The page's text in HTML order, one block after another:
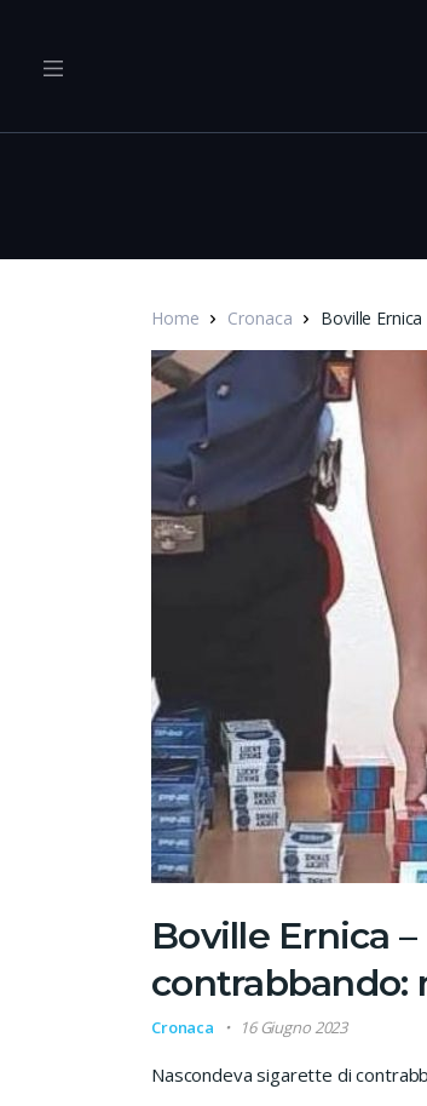
Home Cronaca Boville
Boville Ernica
contrabbando:
Cronaca 16 Giugno 2023
Nascondeva sigarette di